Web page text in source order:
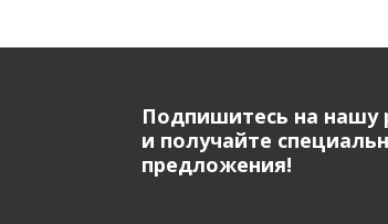
Подпишитесь на нашу
и получайте
предложения!